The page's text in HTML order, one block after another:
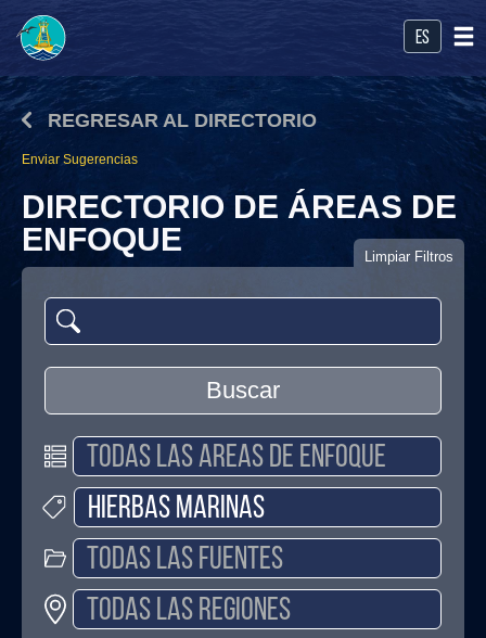
es
REGRESAR AL DIRECTORIO
Enviar Sugerencias
DIRECTORIO DE ÁREAS DE
ENFOQUE
Buscar
Limpiar Filtros